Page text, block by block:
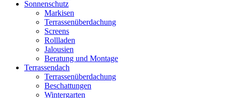
Sonnenschutz
Markisen
Terrassenüberdachung
Screens
Rollladen
Jalousien
Beratung und Montage
Terrassendach
Terrassenüberdachung
Beschattungen
Wintergarten